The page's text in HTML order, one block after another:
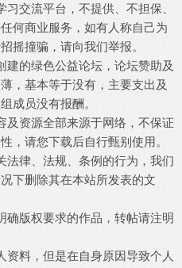
交流平台，不提供、不担保、
何商业服务，如有人称自己为
摇撞骗，请向我们举报。
建的绿色公益论坛，论坛赞助及
，基本等于没有，主要支出及
成员没有报酬。
及资源全部来源于网络，不保证
，请您下载后自行甄别使用。
法律、法规、条例的行为，我们
下删除其在本站所发表的文
确版权要求的作品，转帖请注明
资料，但是在自身原因导致个人